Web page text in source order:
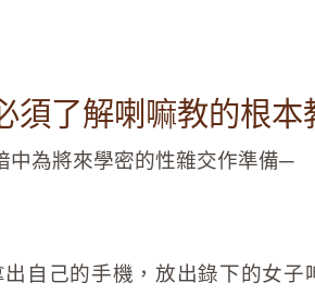
須了解喇嘛教的根本
為將來學密的性雜交作準備─
出自己的手機，放出錄下的女